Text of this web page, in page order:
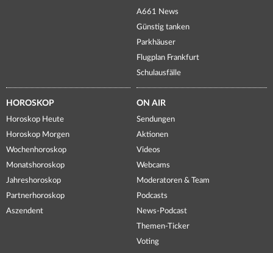
A661 News
Günstig tanken
Parkhäuser
Flugplan Frankfurt
Schulausfälle
HOROSKOP
Horoskop Heute
Horoskop Morgen
Wochenhoroskop
Monatshoroskop
Jahreshoroskop
Partnerhoroskop
Aszendent
ON AIR
Sendungen
Aktionen
Videos
Webcams
Moderatoren & Team
Podcasts
News-Podcast
Themen-Ticker
Voting